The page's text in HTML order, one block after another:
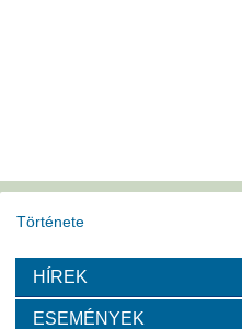
Története
Székház
HÍREK
ESEMÉNYEK